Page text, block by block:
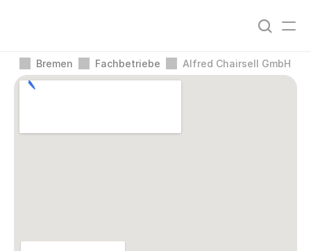
Bremen Fachbetriebe Alfred Chairsell GmbH